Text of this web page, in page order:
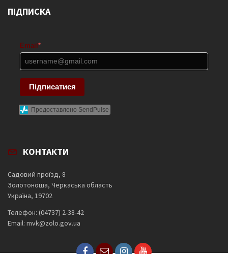
ПІДПИСКА
Email *
Підписатися
Предоставлено SendPulse
КОНТАКТИ
Садовий проїзд, 8
Золотоноша, Черкаська область
Україна, 19702
Телефон: (04737) 2-38-42
Email: mvk@zolo.gov.ua